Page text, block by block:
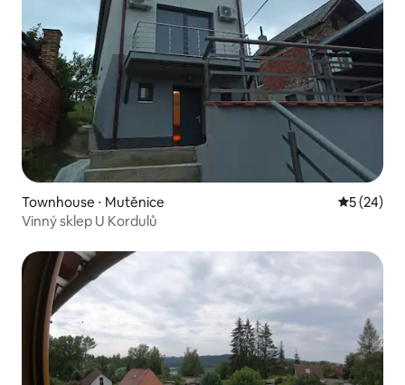
Townhouse ⋅ Mutěnice 5 de uma
5 (24)
Vinný sklep U Kordulů